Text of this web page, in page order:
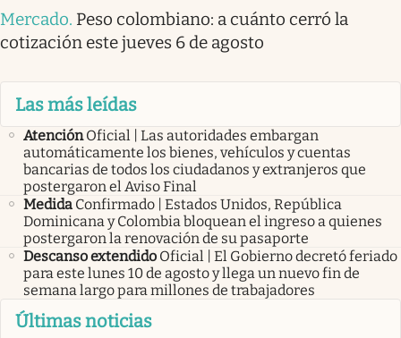
Mercado. Peso colombiano: a cuánto cerró la
cotización este jueves 6 de agosto
Las más leídas
Atención Oficial | Las autoridades embargan
automáticamente los bienes, vehículos y cuentas
bancarias de todos los ciudadanos y extranjeros que
postergaron el Aviso Final
Medida Confirmado | Estados Unidos, República
Dominicana y Colombia bloquean el ingreso a quienes
postergaron la renovación de su pasaporte
Descanso extendido Oficial | El Gobierno decretó feriado
para este lunes 10 de agosto y llega un nuevo fin de
semana largo para millones de trabajadores
Últimas noticias